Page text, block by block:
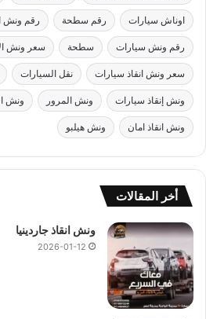
اوناش سيارات رقم سطحة رقم ونش
رقم ونش سيارات سطحة سعر ونش
سعر ونش انقاذ سيارات نقل السيارات
ونش إنقاذ سيارات ونش المرور ونش
ونش انقاذ امان ونش هيلبو
أخر المقالات
ونش انقاذ جاردينيا
2026-01-12